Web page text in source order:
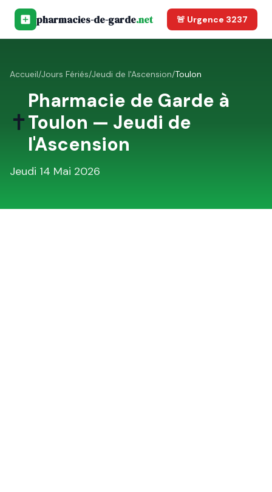
pharmacies-de-garde.net 🚨 Urgence 3237
Accueil/Jours Fériés/Jeudi de l'Ascension/Toulon
✝️
Pharmacie de Garde à
Toulon — Jeudi de
l'Ascension
Jeudi 14 Mai 2026